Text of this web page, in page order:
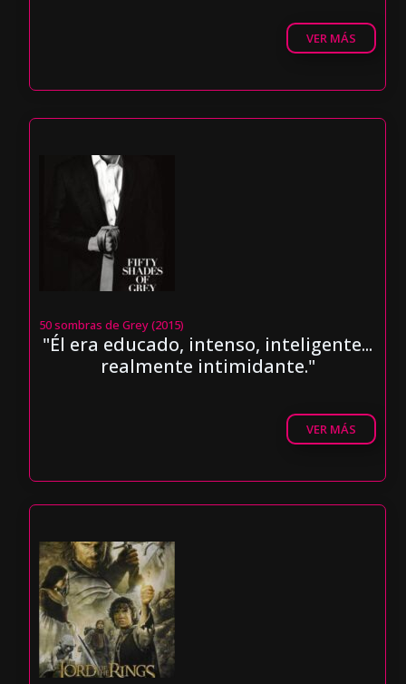
VER MÁS
50 sombras de Grey (2015)
"Él era educado, intenso, inteligente...
realmente intimidante."
VER MÁS